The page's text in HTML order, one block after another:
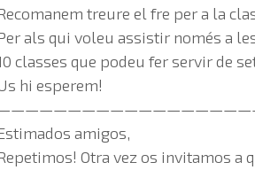
treure el fre per a la
als qui voleu assistir només a
classes que podeu fer servir de
hi esperem!
amigos,
Otra vez os invitamos a